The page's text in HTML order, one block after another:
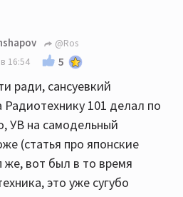
@Ros
16:54
5
ради, сансуевкий
101 делал по
УВ на самодельный
(статья про японские
же, вот был в то время
это уже сугубо